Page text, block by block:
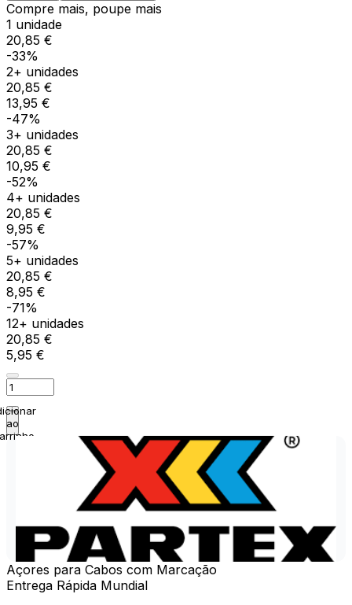
Compre mais, poupe mais
1 unidade
20,85 €
-33%
2+ unidades
20,85 €
13,95 €
-47%
3+ unidades
20,85 €
10,95 €
-52%
4+ unidades
20,85 €
9,95 €
-57%
5+ unidades
20,85 €
8,95 €
-71%
12+ unidades
20,85 €
5,95 €
ao
Açores para Cabos com Marcação
Entrega Rápida Mundial